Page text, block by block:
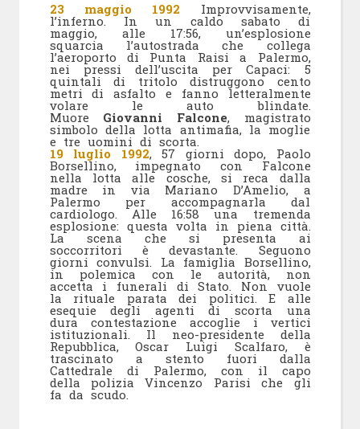
23 maggio 1992 Improvvisamente,
l’inferno. In un caldo sabato di
maggio, alle 17:56, un’esplosione
squarcia l’autostrada che collega
l’aeroporto di Punta Raisi a Palermo,
nei pressi dell’uscita per Capaci: 5
quintali di tritolo distruggono cento
metri di asfalto e fanno letteralmente
volare le auto blindate.
Muore Giovanni Falcone, magistrato
simbolo della lotta antimafia, la moglie
e tre uomini di scorta.
19 luglio 1992, 57 giorni dopo, Paolo
Borsellino, impegnato con Falcone
nella lotta alle cosche, si reca dalla
madre in via Mariano D’Amelio, a
Palermo per accompagnarla dal
cardiologo. Alle 16:58 una tremenda
esplosione: questa volta in piena città.
La scena che si presenta ai
soccorritori è devastante. Seguono
giorni convulsi. La famiglia Borsellino,
in polemica con le autorità, non
accetta i funerali di Stato. Non vuole
la rituale parata dei politici. E alle
esequie degli agenti di scorta una
dura contestazione accoglie i vertici
istituzionali. Il neo-presidente della
Repubblica, Oscar Luigi Scalfaro, è
trascinato a stento fuori dalla
Cattedrale di Palermo, con il capo
della polizia Vincenzo Parisi che gli
fa da scudo.